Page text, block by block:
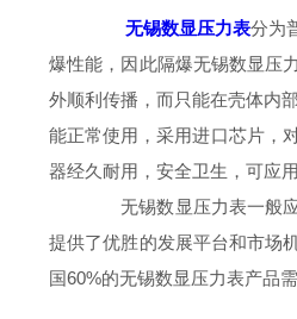
无锡数显压力表分为
爆性能，因此隔爆无锡数显压
外顺利传播，而只能在壳体内
能正常使用，采用进口芯片，
器经久耐用，安全卫生，可应
无锡数显压力表一般应
提供了优胜的发展平台和市场
国60%的无锡数显压力表产品